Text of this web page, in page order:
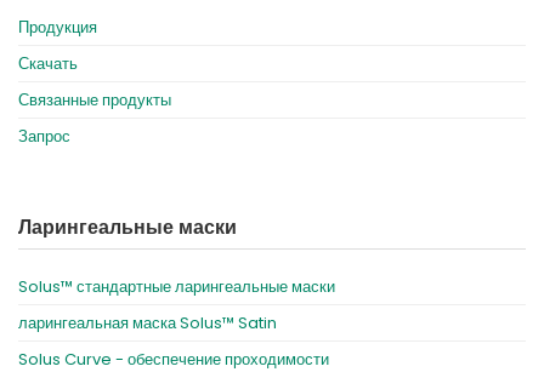
Продукция
Скачать
Связанные продукты
Запрос
Ларингеальные маски
Solus™ стандартные ларингеальные маски
ларингеальная маска Solus™ Satin
Solus Curve - обеспечение проходимости